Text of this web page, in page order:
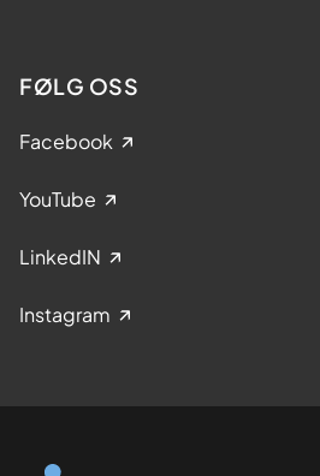
FØLG OSS
Facebook
YouTube
LinkedIN
Instagram